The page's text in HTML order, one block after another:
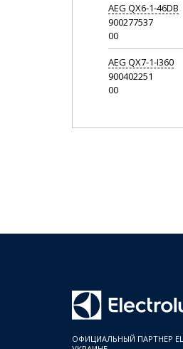
AEG QX6-1-46DB
900277537
00
AEG QX7-1-I360
900402251
00
ОФИЦИАЛЬНЫЙ ПАРТНЕР